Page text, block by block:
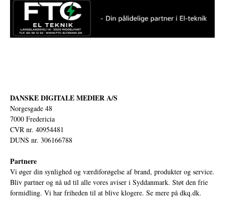
DANSKE DIGITALE MEDIER A/S
Norgesgade 48
7000 Fredericia
CVR nr. 40954481
DUNS nr. 306166788
Partnere
Vi øger din synlighed og værdiforøgelse af brand, produkter og service.
Bliv partner og nå ud til alle vores aviser i Syddanmark. Støt den frie
formidling. Vi har friheden til at blive klogere. Se mere på dkq.dk.